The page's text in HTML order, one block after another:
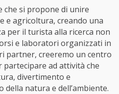
che si propone di unire
e agricoltura, creando una
per il turista alla ricerca non
e laboratori organizzati in
partner, creeremo un centro
ad attività che
divertimento e
natura e dell’ambiente.